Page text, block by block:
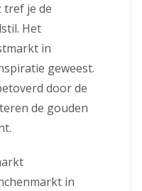
tref je de
Het
in
geweest.
door de
de gouden
in